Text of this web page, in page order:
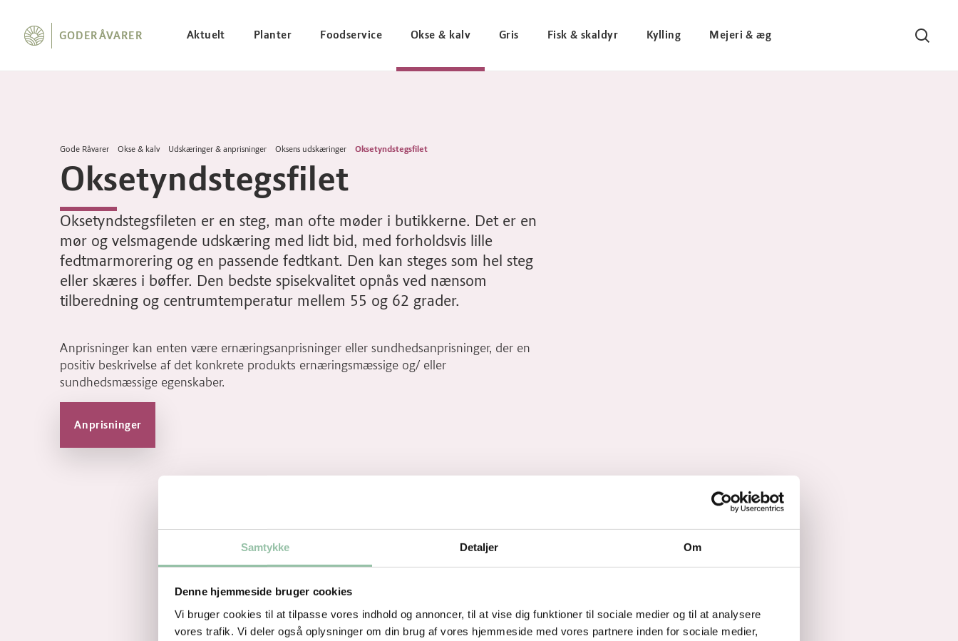
Samtykke Detaljer Om
Denne hjemmeside bruger cookies
Vi bruger cookies til at tilpasse vores indhold og annoncer, til at vise dig funktioner til sociale medier og til at analysere
vores trafik. Vi deler også oplysninger om din brug af vores hjemmeside med vores partnere inden for sociale medier,
GODERÅVARER Aktuelt Planter Foodservice Okse & kalv Gris Fisk & skaldyr Kylling Mejeri & æg
Søg
Gode Råvarer Okse & kalv Udskæringer & anprisninger Oksens udskæringer Oksetyndstegsfilet
Oksetyndstegsfilet
Oksetyndstegsfileten er en steg, man ofte møder i butikkerne. Det er en
mør og velsmagende udskæring med lidt bid, med forholdsvis lille
fedtmarmorering og en passende fedtkant. Den kan steges som hel steg
eller skæres i bøffer. Den bedste spisekvalitet opnås ved nænsom
tilberedning og centrumtemperatur mellem 55 og 62 grader.
Anprisninger kan enten være ernæringsanprisninger eller sundhedsanprisninger, der en
positiv beskrivelse af det konkrete produkts ernæringsmæssige og/ eller
sundhedsmæssige egenskaber.
Anprisninger